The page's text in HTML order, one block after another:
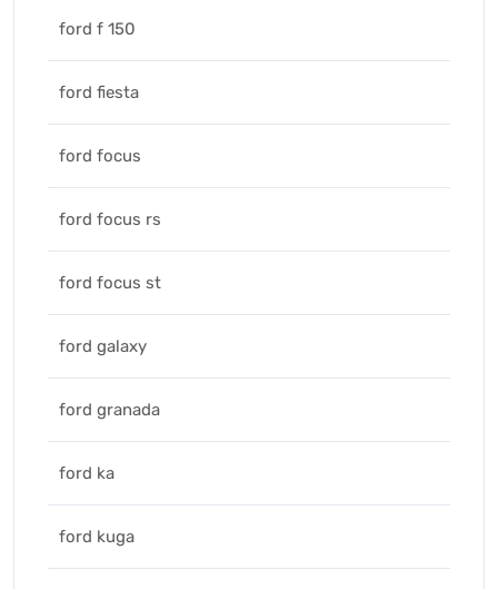
ford f 150
ford fiesta
ford focus
ford focus rs
ford focus st
ford galaxy
ford granada
ford ka
ford kuga